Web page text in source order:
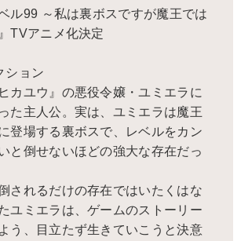
ル99 ～私は裏ボスですが魔王では
TVアニメ化決定
ション
カユウ』の悪役令嬢・ユミエラに
た主人公。実は、ユミエラは魔王
登場する裏ボスで、レベルをカン
と倒せないほどの強大な存在だっ
されるだけの存在ではいたくはな
ユミエラは、ゲームのストーリー
う、目立たず生きていこうと決意